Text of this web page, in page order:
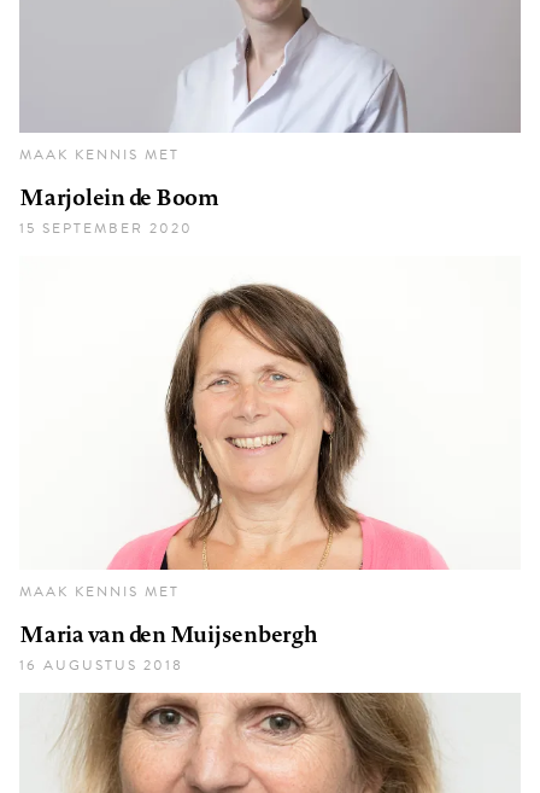
MAAK KENNIS MET
Marjolein de Boom
15 SEPTEMBER 2020
MAAK KENNIS MET
Maria van den Muijsenbergh
16 AUGUSTUS 2018